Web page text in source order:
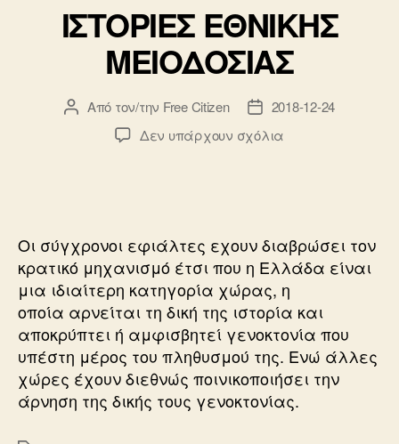
ΙΣΤΟΡΙΕΣ ΕΘΝΙΚΗΣ
ΜΕΙΟΔΟΣΙΑΣ
Συντάκτης
άρθρου
Από τον/την Free Citizen
Ημ.
δημοσίευσης
2018-12-24
Δεν υπάρχουν σχόλια
Οι σύγχρονοι εφιάλτες εχουν διαβρώσει τον
κρατικό μηχανισμό έτσι που η Ελλάδα είναι
μια ιδιαίτερη κατηγορία χώρας, η
οποία αρνείται τη δική της ιστορία και
αποκρύπτει ή αμφισβητεί γενοκτονία που
υπέστη μέρος του πληθυσμού της. Ενώ άλλες
χώρες έχουν διεθνώς ποινικοποιήσει την
άρνηση της δικής τους γενοκτονίας.